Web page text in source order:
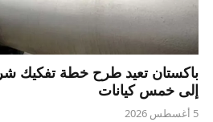
باكستان تعيد طرح خطة تفكيك
إلى خمس كيانات
5 أغسطس 2026